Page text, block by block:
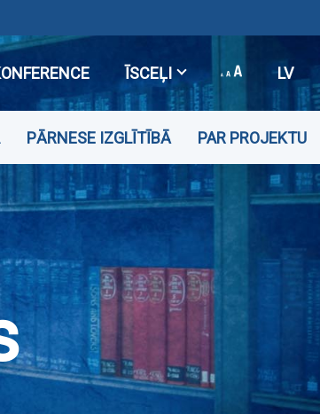
ĪSCEĻI LV
PĀRNESE IZGLĪTĪBĀ PAR PROJEKTU